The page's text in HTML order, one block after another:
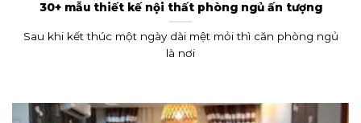
30+ mẫu thiết kế nội thất phòng ngủ ấn tượng
Sau khi kết thúc một ngày dài mệt mỏi thì căn phòng ngủ
là nơi